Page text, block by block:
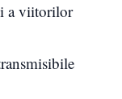
a viitorilor